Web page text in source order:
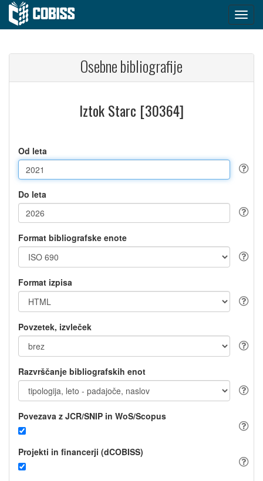
Osebne bibliografije
Iztok Starc [30364]
Od leta
Do leta
Format bibliografske enote
Format izpisa
Povzetek, izvleček
Razvrščanje bibliografskih enot
Povezava z JCR/SNIP in WoS/Scopus
Projekti in financerji (dCOBISS)